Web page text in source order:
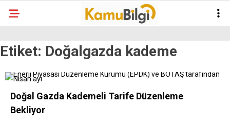
Etiket: Doğalgazda kademe
Doğal Gazda Kademeli Tarife Düzenleme
Bekliyor